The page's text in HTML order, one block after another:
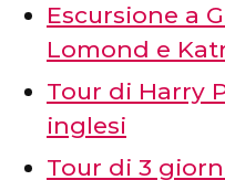
Escursione a
Lomond e
Tour di Harry
inglesi
Tour di 3